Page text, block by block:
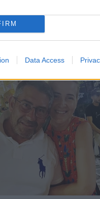
Data Access
Το
συμβουλή στους